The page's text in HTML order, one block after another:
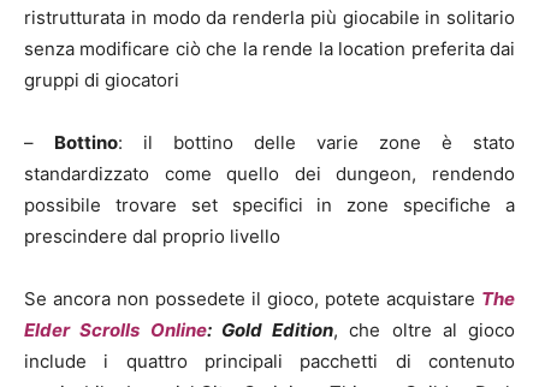
ristrutturata in modo da renderla più giocabile in solitario
senza modificare ciò che la rende la location preferita dai
gruppi di giocatori
– Bottino: il bottino delle varie zone è stato
standardizzato come quello dei dungeon, rendendo
possibile trovare set specifici in zone specifiche a
prescindere dal proprio livello
Se ancora non possedete il gioco, potete acquistare The
Elder Scrolls Online: Gold Edition, che oltre al gioco
include i quattro principali pacchetti di contenuto